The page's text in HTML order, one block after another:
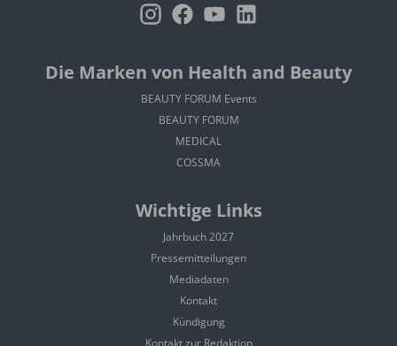
Die Marken von Health and Beauty
BEAUTY FORUM Events
BEAUTY FORUM
MEDICAL
COSSMA
Wichtige Links
Jahrbuch 2027
Pressemitteilungen
Mediadaten
Kontakt
Kündigung
Kontakt zur Redaktion